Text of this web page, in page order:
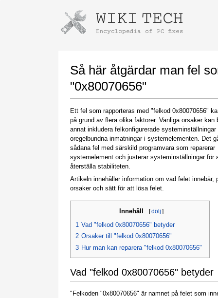
Så här åtgärdar man fel
"0x80070656"
Ett fel som rapporteras med "felkod 0x80070656"
på grund av flera olika faktorer. Vanliga orsaker kan
annat inkludera felkonfigurerade systeminställningar
oregelbundna inmatningar i systemelementen. Det
sådana fel med särskild programvara som reparerar
systemelement och justerar systeminställningar för
återställa stabiliteten.
Artikeln innehåller information om vad felet innebär,
orsaker och sätt för att lösa felet.
Innehåll [dölj ]
1 Vad "felkod 0x80070656" betyder
2 Orsaker till "felkod 0x80070656"
3 Hur man kan reparera "felkod 0x80070656"
Vad "felkod 0x80070656" betyder
"Felkoden "0x80070656" är namnet på felet som
Instructions for downloading using
Once the download is complete, click on the
downloaded file link